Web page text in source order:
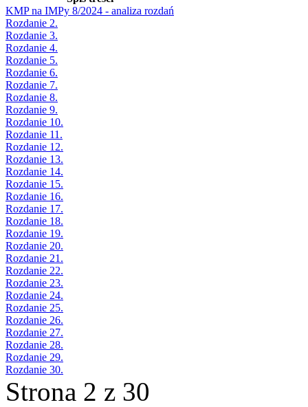
KMP na IMPy 8/2024 - analiza rozdań
Rozdanie 2.
Rozdanie 3.
Rozdanie 4.
Rozdanie 5.
Rozdanie 6.
Rozdanie 7.
Rozdanie 8.
Rozdanie 9.
Rozdanie 10.
Rozdanie 11.
Rozdanie 12.
Rozdanie 13.
Rozdanie 14.
Rozdanie 15.
Rozdanie 16.
Rozdanie 17.
Rozdanie 18.
Rozdanie 19.
Rozdanie 20.
Rozdanie 21.
Rozdanie 22.
Rozdanie 23.
Rozdanie 24.
Rozdanie 25.
Rozdanie 26.
Rozdanie 27.
Rozdanie 28.
Rozdanie 29.
Rozdanie 30.
Strona 2 z 30